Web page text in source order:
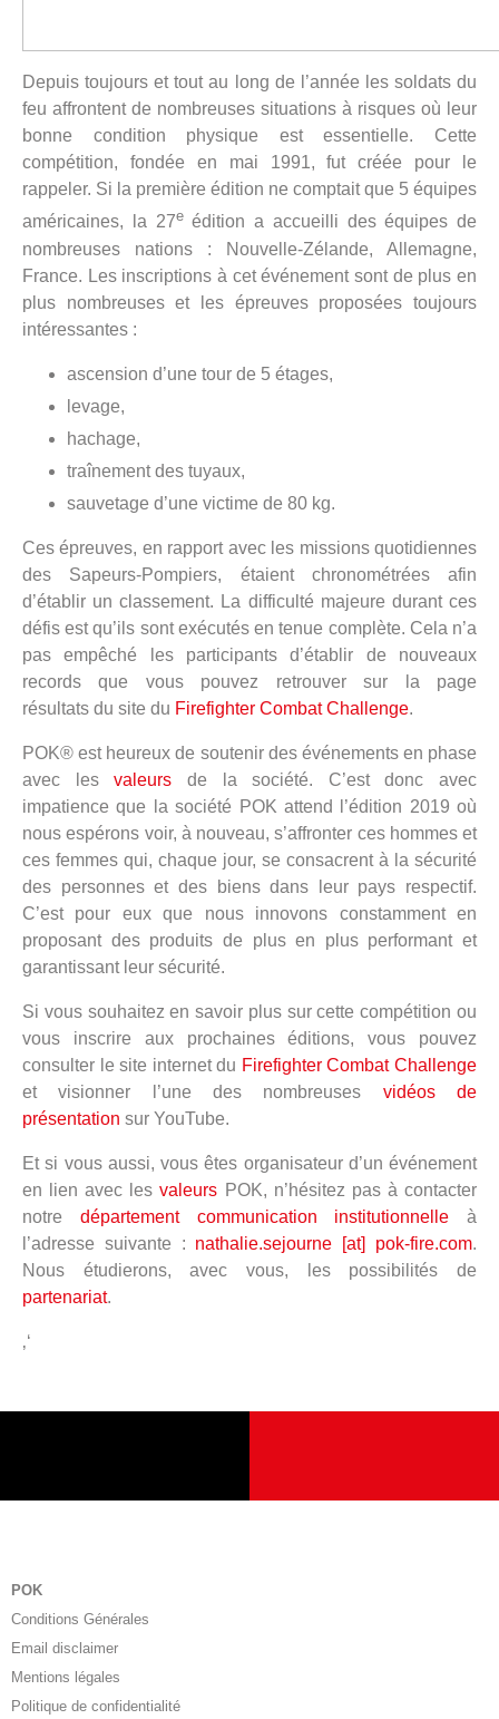
Depuis toujours et tout au long de l’année les soldats du
feu affrontent de nombreuses situations à risques où leur
bonne condition physique est essentielle. Cette
compétition, fondée en mai 1991, fut créée pour le
rappeler. Si la première édition ne comptait que 5 équipes
américaines, la 27eédition a accueilli des équipes de
nombreuses nations : Nouvelle-Zélande, Allemagne,
France. Les inscriptions à cet événement sont de plus en
plus nombreuses et les épreuves proposées toujours
intéressantes :
ascension d’une tour de 5 étages,
levage,
hachage,
traînement des tuyaux,
sauvetage d’une victime de 80 kg.
Ces épreuves, en rapport avec les missions quotidiennes
des Sapeurs-Pompiers, étaient chronométrées afin
d’établir un classement. La difficulté majeure durant ces
défis est qu’ils sont exécutés en tenue complète. Cela n’a
pas empêché les participants d’établir de nouveaux
records que vous pouvez retrouver sur la page
résultats du site du Firefighter Combat Challenge.
POK® est heureux de soutenir des événements en phase
avec lesvaleurs de la société. C’est donc avec
impatience que la société POK attend l’édition 2019 où
nous espérons voir, à nouveau, s’affronter ces hommes et
ces femmes qui, chaque jour, se consacrent à la sécurité
des personnes et des biens dans leur pays respectif.
C’est pour eux que nous innovons constamment en
proposant des produits de plus en plus performant et
garantissant leur sécurité.
Si vous souhaitez en savoir plus sur cette compétition ou
vous inscrire aux prochaines éditions, vous pouvez
consulter le site internet du Firefighter Combat Challenge
et visionner l’une des nombreuses vidéos de
présentation sur YouTube.
Et si vous aussi, vous êtes organisateur d’un événement
en lien avec lesvaleurs POK, n’hésitez pas à contacter
notre département communication institutionnelle à
l’adresse suivante : nathalie.sejourne [at] pok-fire.com.
Nous étudierons, avec vous, les possibilités de
partenariat.
‚‘
POK
Conditions Générales
Email disclaimer
Mentions légales
Politique de confidentialité